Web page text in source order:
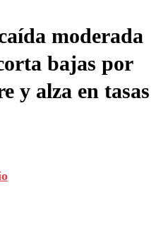
moderada
bajas por
y alza en tasas